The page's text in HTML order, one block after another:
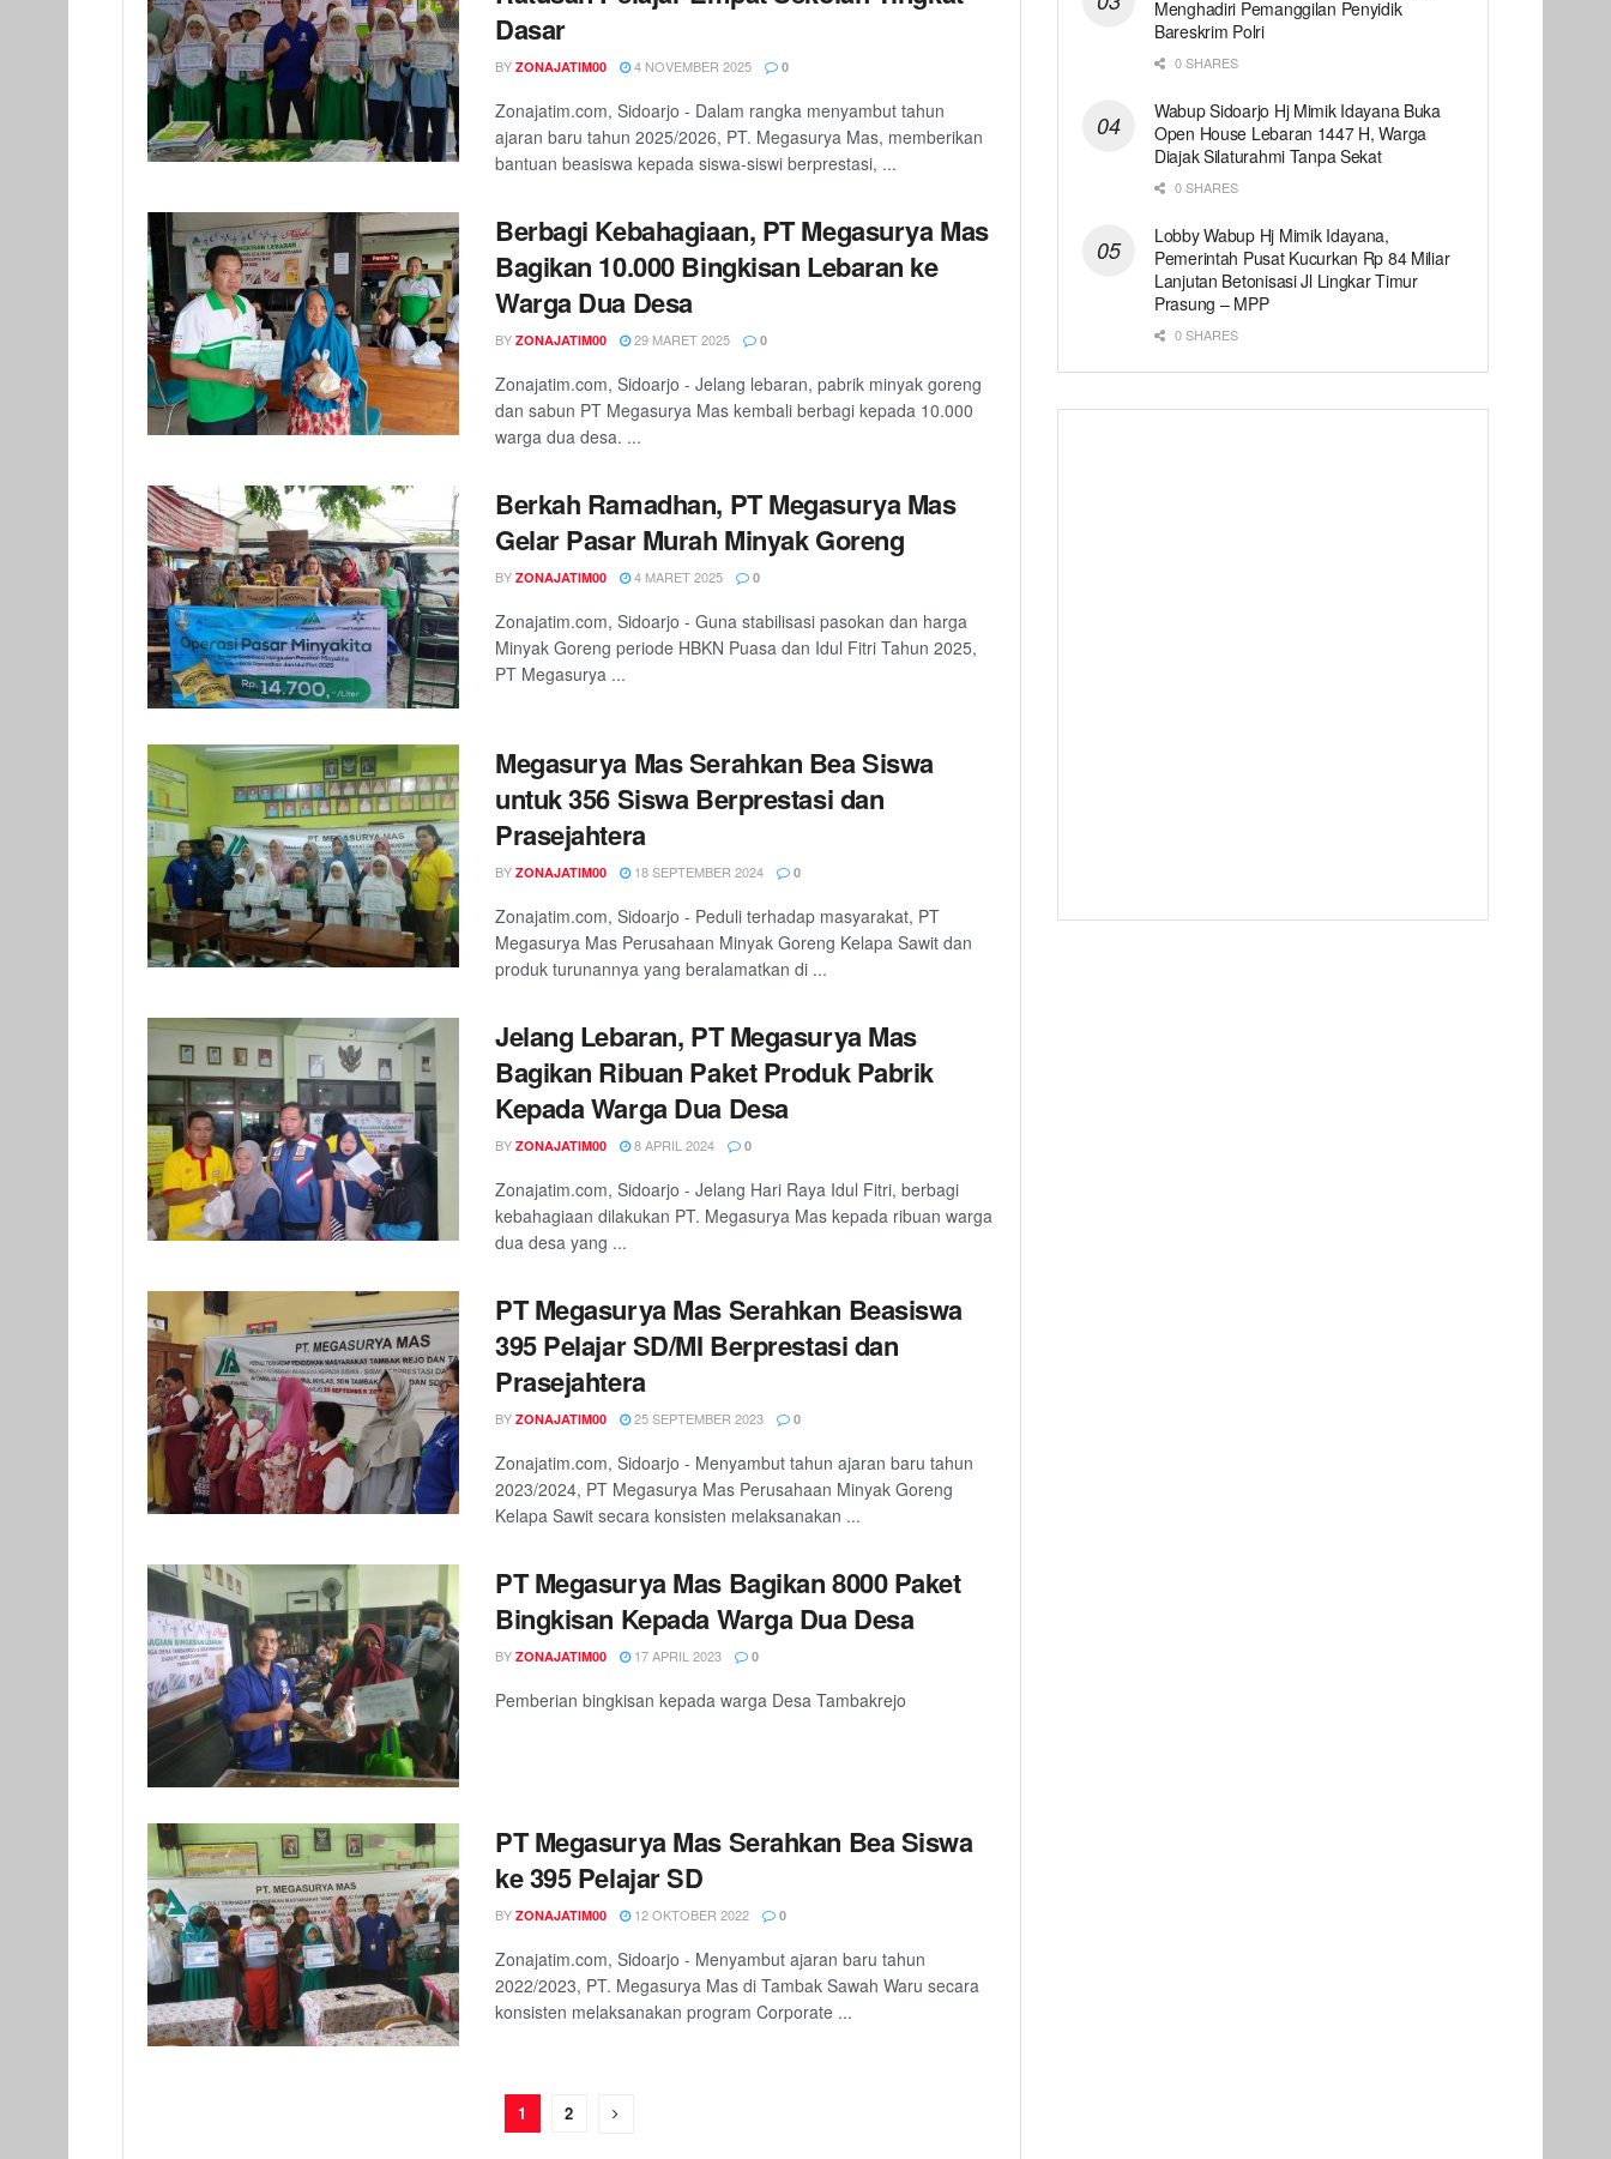
Dasar
BY ZONAJATIM00 4 NOVEMBER 2025 0
Zonajatim.com, Sidoarjo - Dalam rangka menyambut tahun
ajaran baru tahun 2025/2026, PT. Megasurya Mas, memberikan
bantuan beasiswa kepada siswa-siswi berprestasi, ...
Berbagi Kebahagiaan, PT Megasurya Mas
Bagikan 10.000 Bingkisan Lebaran ke
Warga Dua Desa
BY ZONAJATIM00 29 MARET 2025 0
Zonajatim.com, Sidoarjo - Jelang lebaran, pabrik minyak goreng
dan sabun PT Megasurya Mas kembali berbagi kepada 10.000
warga dua desa. ...
Berkah Ramadhan, PT Megasurya Mas
Gelar Pasar Murah Minyak Goreng
BY ZONAJATIM00 4 MARET 2025 0
Zonajatim.com, Sidoarjo - Guna stabilisasi pasokan dan harga
Minyak Goreng periode HBKN Puasa dan Idul Fitri Tahun 2025,
PT Megasurya ...
Megasurya Mas Serahkan Bea Siswa
untuk 356 Siswa Berprestasi dan
Prasejahtera
BY ZONAJATIM00 18 SEPTEMBER 2024 0
Zonajatim.com, Sidoarjo - Peduli terhadap masyarakat, PT
Megasurya Mas Perusahaan Minyak Goreng Kelapa Sawit dan
produk turunannya yang beralamatkan di ...
Jelang Lebaran, PT Megasurya Mas
Bagikan Ribuan Paket Produk Pabrik
Kepada Warga Dua Desa
BY ZONAJATIM00 8 APRIL 2024 0
Zonajatim.com, Sidoarjo - Jelang Hari Raya Idul Fitri, berbagi
kebahagiaan dilakukan PT. Megasurya Mas kepada ribuan warga
dua desa yang ...
PT Megasurya Mas Serahkan Beasiswa
395 Pelajar SD/MI Berprestasi dan
Prasejahtera
BY ZONAJATIM00 25 SEPTEMBER 2023 0
Zonajatim.com, Sidoarjo - Menyambut tahun ajaran baru tahun
2023/2024, PT Megasurya Mas Perusahaan Minyak Goreng
Kelapa Sawit secara konsisten melaksanakan ...
PT Megasurya Mas Bagikan 8000 Paket
Bingkisan Kepada Warga Dua Desa
BY ZONAJATIM00 17 APRIL 2023 0
Pemberian bingkisan kepada warga Desa Tambakrejo
PT Megasurya Mas Serahkan Bea Siswa
ke 395 Pelajar SD
BY ZONAJATIM00 12 OKTOBER 2022 0
Zonajatim.com, Sidoarjo - Menyambut ajaran baru tahun
2022/2023, PT. Megasurya Mas di Tambak Sawah Waru secara
konsisten melaksanakan program Corporate ...
1 2
Menghadiri Pemanggilan Penyidik
Bareskrim Polri
0 SHARES
Wabup Sidoarjo Hj Mimik Idayana Buka
Open House Lebaran 1447 H, Warga
Diajak Silaturahmi Tanpa Sekat
0 SHARES
Lobby Wabup Hj Mimik Idayana,
Pemerintah Pusat Kucurkan Rp 84 Miliar
Lanjutan Betonisasi Jl Lingkar Timur
Prasung – MPP
0 SHARES